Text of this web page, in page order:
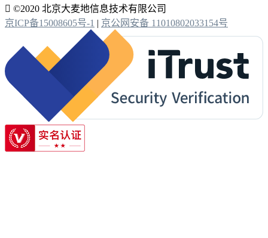
 ©2020 北京大麦地信息技术有限公司
京ICP备15008605号-1 | 京公网安备 11010802033154号